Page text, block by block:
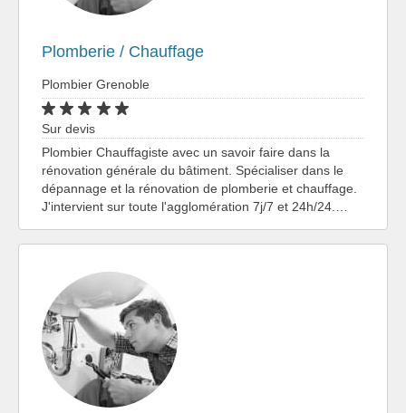
Plomberie / Chauffage
Plombier Grenoble
Sur devis
Plombier Chauffagiste avec un savoir faire dans la
rénovation générale du bâtiment. Spécialiser dans le
dépannage et la rénovation de plomberie et chauffage.
J'intervient sur toute l'agglomération 7j/7 et 24h/24.…